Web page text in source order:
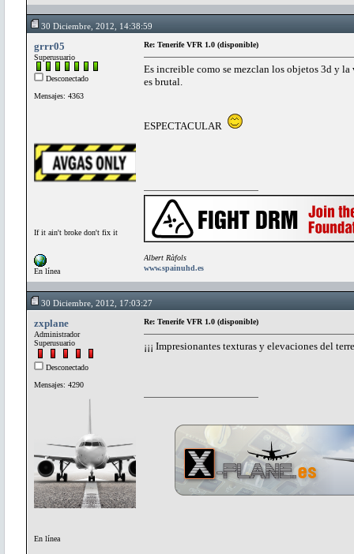
30 Diciembre, 2012, 14:38:59
grrr05
Superusuario
Desconectado
Mensajes: 4363
If it ain't broke don't fix it
En línea
Re: Tenerife VFR 1.0 (disponible)
Es increible como se mezclan los objetos 3d y
es brutal.
ESPECTACULAR
Albert Ràfols
www.spainuhd.es
30 Diciembre, 2012, 17:03:27
zxplane
Administrador
Superusuario
Desconectado
Mensajes: 4290
En línea
Re: Tenerife VFR 1.0 (disponible)
¡¡¡ Impresionantes texturas y elevaciones del